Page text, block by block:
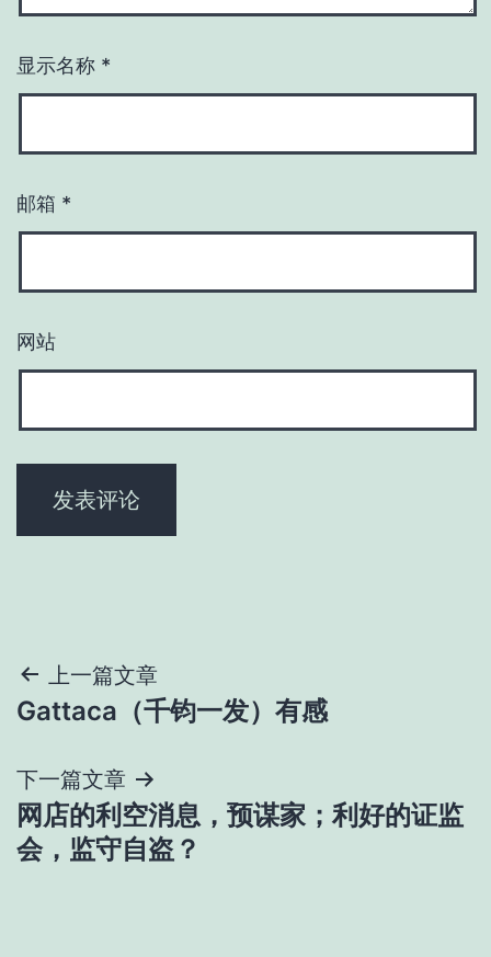
显示名称 *
邮箱 *
网站
文
章
导
航
上一篇文章
Gattaca（千钧一发）有感
下一篇文章
网店的利空消息，预谋家；利好的证监
会，监守自盗？